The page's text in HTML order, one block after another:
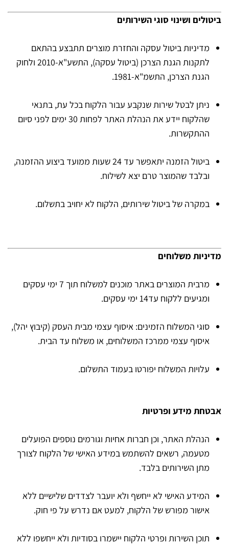
ביטולים ושינוי סוגי השירותים
מדיניות ביטול עסקה והחזרת מוצרים תתבצע בהתאם
לתקנות הגנת הצרכן (ביטול עסקה), התשע"א-2010 ולחוק
הגנת הצרכן, התשמ"א-1981.
ניתן לבטל שירות שנקבע עבור הלקוח בכל עת, בתנאי
שהלקוח יידע את הנהלת האתר לפחות 30 ימים לפני סיום
ההתקשרות.
ביטול הזמנה יתאפשר עד 24 שעות ממועד ביצוע ההזמנה,
ובלבד שהמוצר טרם יצא לשילוח.
במקרה של ביטול שירותים, הלקוח לא יחויב בתשלום.
מדיניות משלוחים
מרבית המוצרים באתר מוכנים למשלוח תוך 7 ימי עסקים
ומגיעים ללקוח עד14 ימי עסקים.
סוגי המשלוח הזמינים: איסוף עצמי מבית העסק (קיבוץ יהל),
איסוף עצמי ממרכז המשלוחים, או משלוח עד הבית.
עלויות המשלוח יפורטו בעמוד התשלום.
אבטחת מידע ופרטיות
הנהלת האתר, וכן חברות אחיות וגורמים נוספים הפועלים
מטעמה, רשאים להשתמש במידע האישי של הלקוח לצורך
מתן השירותים בלבד.
המידע האישי לא ייחשף ולא יועבר לצדדים שלישיים ללא
אישור מפורש של הלקוח, למעט אם נדרש על פי חוק.
תוכן השירות ופרטי הלקוח יישמרו בסודיות ולא ייחשפו ללא